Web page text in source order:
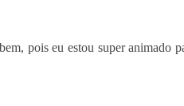
pois eu estou super animado